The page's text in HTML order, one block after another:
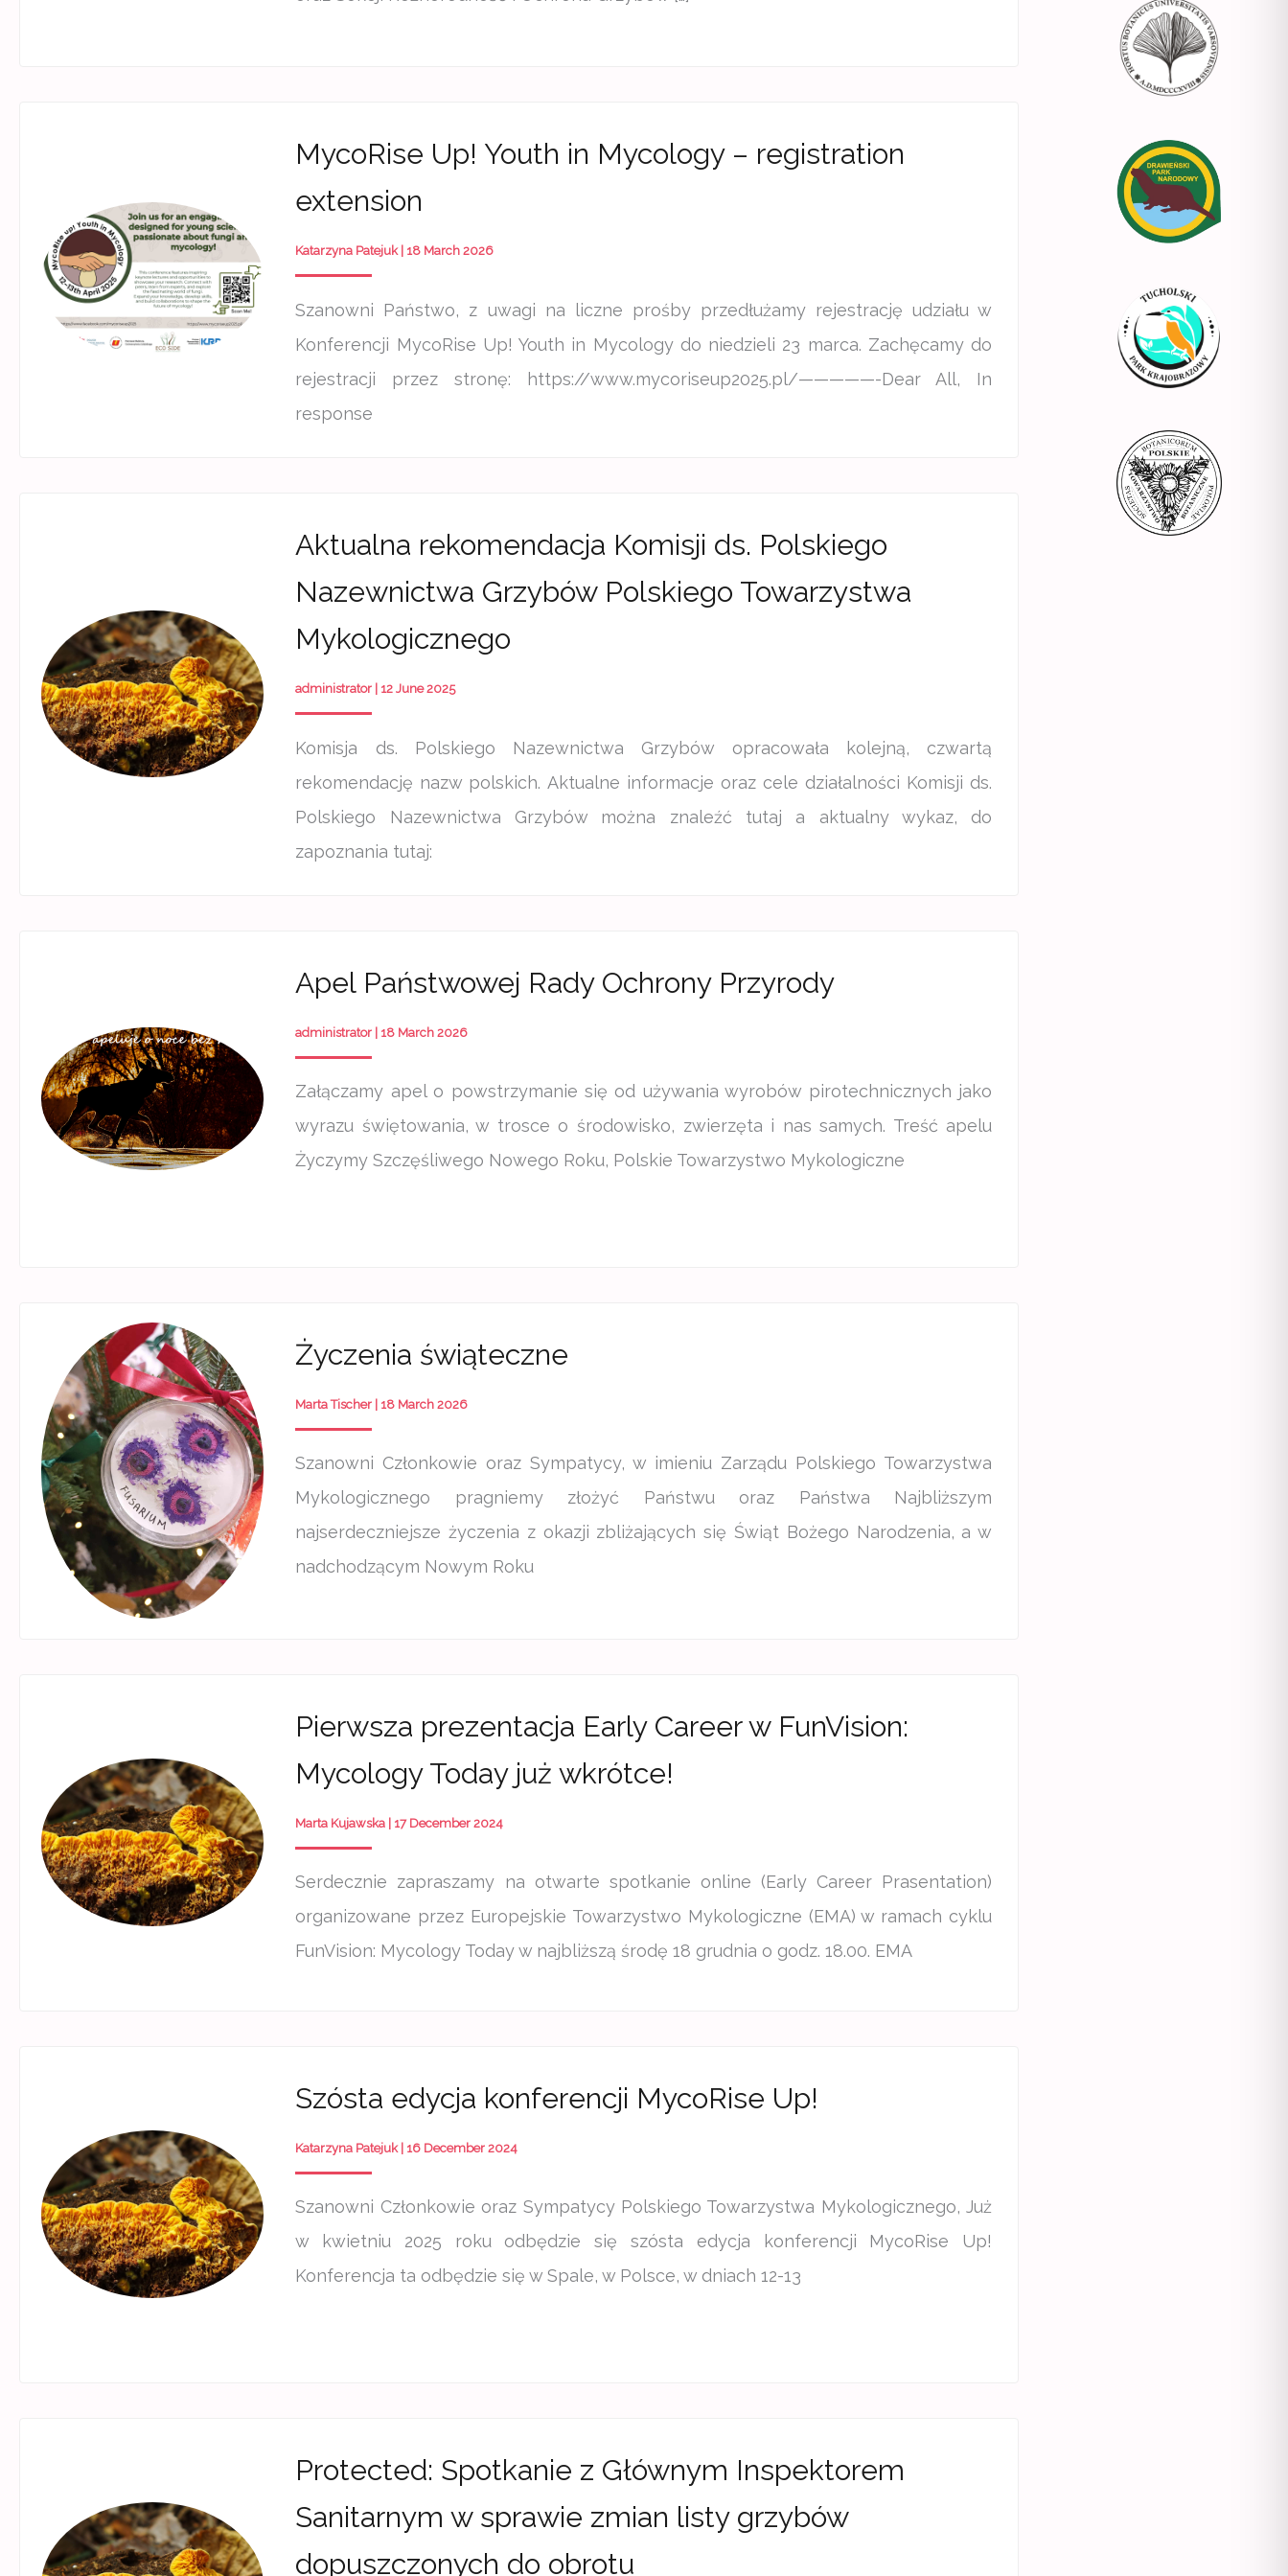
MycoRise Up! Youth in Mycology – registration
extension
Katarzyna Patejuk 18 March 2026
Szanowni Państwo, z uwagi na liczne prośby przedłużamy rejestrację udziału w
Konferencji MycoRise Up! Youth in Mycology do niedzieli 23 marca. Zachęcamy do
rejestracji przez stronę: https://www.mycoriseup2025.pl/—————-Dear All, In
response
Aktualna rekomendacja Komisji ds. Polskiego
Nazewnictwa Grzybów Polskiego Towarzystwa
Mykologicznego
administrator 12 June 2025
Komisja ds. Polskiego Nazewnictwa Grzybów opracowała kolejną, czwartą
rekomendację nazw polskich. Aktualne informacje oraz cele działalności Komisji ds.
Polskiego Nazewnictwa Grzybów można znaleźć tutaj a aktualny wykaz, do
zapoznania tutaj:
Apel Państwowej Rady Ochrony Przyrody
administrator | 18 March 2026
Załączamy apel o powstrzymanie się od używania wyrobów pirotechnicznych jako
wyrazu świętowania, w trosce o środowisko, zwierzęta i nas samych. Treść apelu
Życzymy Szczęśliwego Nowego Roku, Polskie Towarzystwo Mykologiczne
Życzenia świąteczne
Marta Tischer | 18 March 2026
Szanowni Członkowie oraz Sympatycy, w imieniu Zarządu Polskiego Towarzystwa
Mykologicznego pragniemy złożyć Państwu oraz Państwa Najbliższym
najserdeczniejsze życzenia z okazji zbliżających się Świąt Bożego Narodzenia, a w
nadchodzącym Nowym Roku
Pierwsza prezentacja Early Career w FunVision:
Mycology Today już wkrótce!
Marta Kujawska | 17 December 2024
Serdecznie zapraszamy na otwarte spotkanie online (Early Career Prasentation)
organizowane przez Europejskie Towarzystwo Mykologiczne (EMA) w ramach cyklu
FunVision: Mycology Today w najbliższą środę 18 grudnia o godz. 18.00. EMA
Szósta edycja konferencji MycoRise Up!
Katarzyna Patejuk | 16 December 2024
Szanowni Członkowie oraz Sympatycy Polskiego Towarzystwa Mykologicznego, Już
w kwietniu 2025 roku odbędzie się szósta edycja konferencji MycoRise Up!
Konferencja ta odbędzie się w Spale, w Polsce, w dniach 12-13
Protected: Spotkanie z Głównym Inspektorem
Sanitarnym w sprawie zmian listy grzybów
dopuszczonych do obrotu